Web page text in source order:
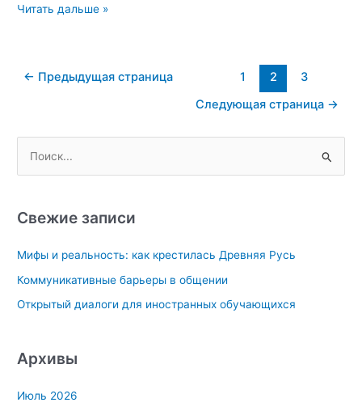
Студенты
приняли
«Синий
Читать дальше »
Постраничная
← Предыдущая страница 1 2
3
Следующая страница →
с
:
Свежие записи
Мифы и реальность: как крестилась Древняя Русь
Коммуникативные барьеры в общении
Открытый диалоги для иностранных обучающихся
Архивы
Июль 2026